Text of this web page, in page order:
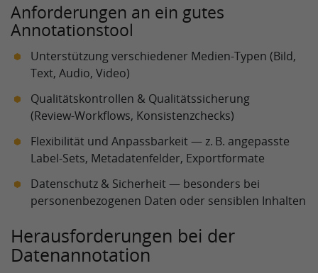
Anforderungen an ein gutes
Annotationstool
Unterstützung verschiedener Medien‑Typen (Bild,
Text, Audio, Video)
Qualitätskontrollen & Qualitätssicherung
(Review‑Workflows, Konsistenzchecks)
Flexibilität und Anpassbarkeit — z. B. angepasste
Label‑Sets, Metadatenfelder, Exportformate
Datenschutz & Sicherheit — besonders bei
personenbezogenen Daten oder sensiblen Inhalten
Herausforderungen bei der
Datenannotation